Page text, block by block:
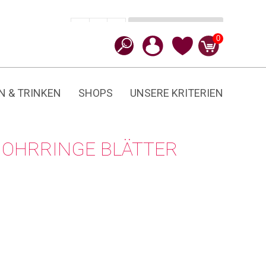
0
& TRINKEN SHOPS UNSERE KRITERIEN
BLÄTTER